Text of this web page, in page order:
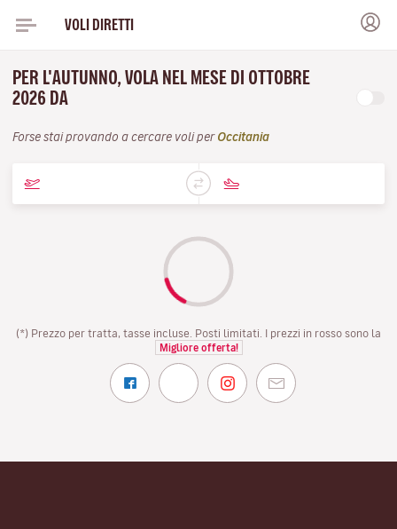
VOLI DIRETTI
PER L'AUTUNNO, VOLA NEL MESE DI OTTOBRE
2026 DA
Forse stai provando a cercare voli per Occitania
(*) Prezzo per tratta, tasse incluse. Posti limitati. I prezzi in rosso sono la
Migliore offerta!